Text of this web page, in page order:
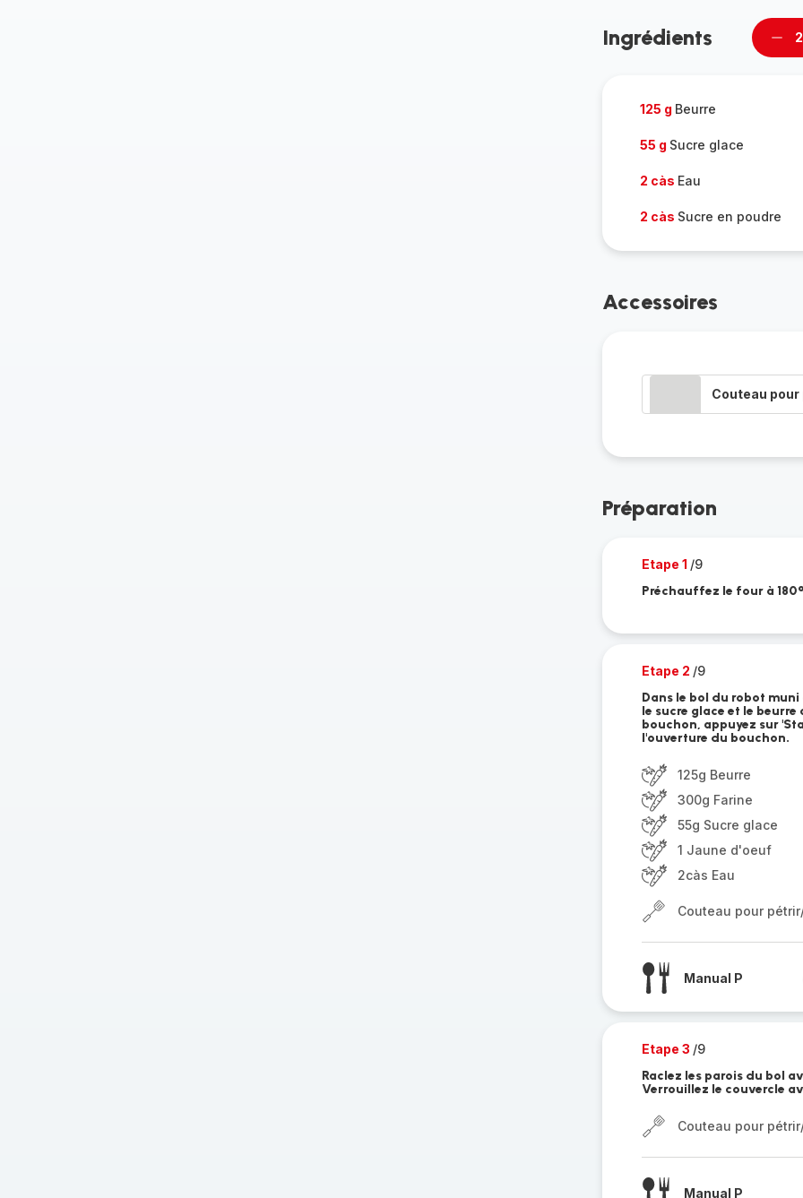
Ingrédients
125 g Beurre
55 g Sucre glace
2 càs Eau
2 càs Sucre en poudre
Accessoires
Couteau
Préparation
Etape 1 /9
Préchauffez le four à
Etape 2 /9
Dans le bol du robot
le sucre glace et le
bouchon, appuyez sur
l'ouverture du bouchon.
125g Beurre
300g Farine
55g Sucre glace
1 Jaune d'oeuf
2càs Eau
Couteau pour
Manual P
Etape 3 /9
Raclez les parois du bol
Verrouillez le couvercle
Couteau pour
Manual P